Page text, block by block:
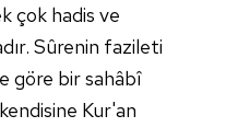
Kanunu uyarınca
okumak ve sitemizde
çerezlerle ilgili bilgi
çok hadis ve
Sûrenin fazileti
göre bir sahâbî
Kur'an